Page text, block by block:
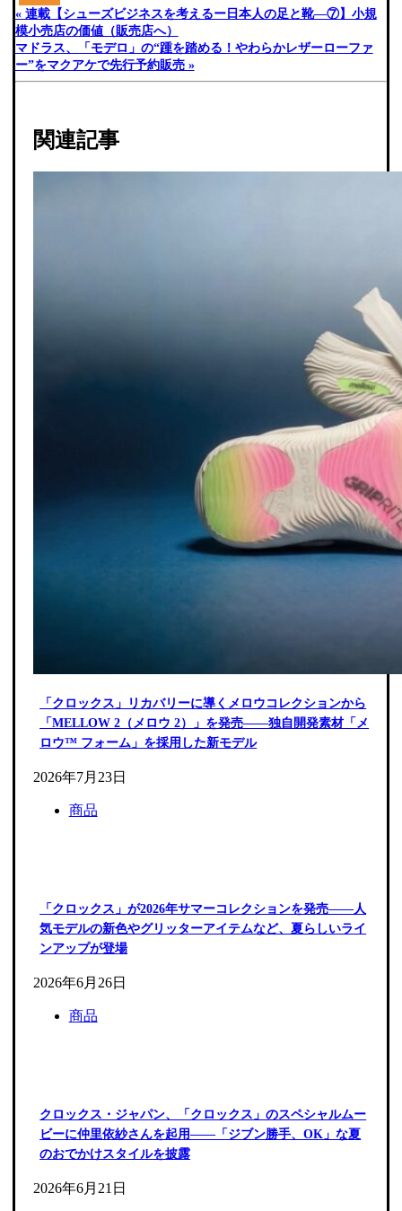
« 連載【シューズビジネスを考えるー日本人の足と靴―⑦】小規
模小売店の価値（販売店へ）
マドラス、「モデロ」の“踵を踏める！やわらかレザーローファ
ー”をマクアケで先行予約販売 »
関連記事
「クロックス」リカバリーに導くメロウコレクションから
「MELLOW 2（メロウ 2）」を発売――独自開発素材「メ
ロウ™ フォーム」を採用した新モデル
2026年7月23日
商品
「クロックス」が2026年サマーコレクションを発売――人
気モデルの新色やグリッターアイテムなど、夏らしいライ
ンアップが登場
2026年6月26日
商品
クロックス・ジャパン、「クロックス」のスペシャルムー
ビーに仲里依紗さんを起用――「ジブン勝手、OK」な夏
のおでかけスタイルを披露
2026年6月21日